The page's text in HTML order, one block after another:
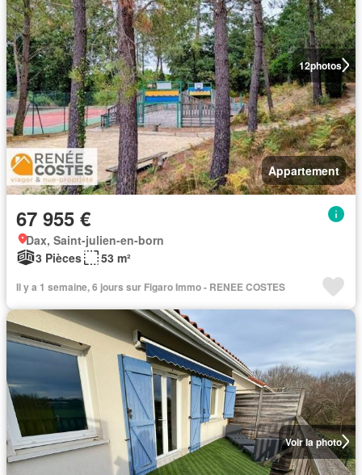
12photos
Appartement
67 955 €
Dax, Saint-julien-en-born
3 Pièces
53 m²
Il y a 1 semaine, 6 jours sur Figaro Immo - RENEE COSTES
Voir la photo